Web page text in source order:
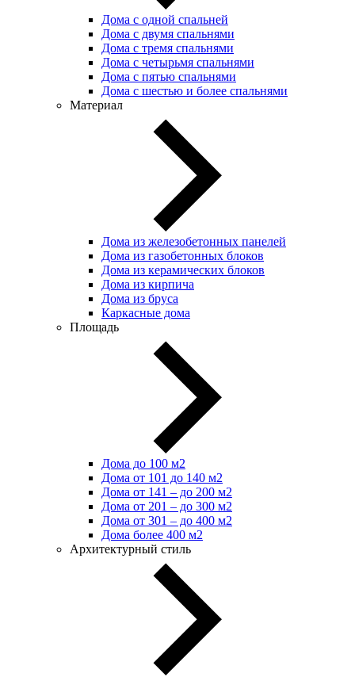
Дома с одной спальней
Дома с двумя спальнями
Дома с тремя спальнями
Дома с четырьмя спальнями
Дома с пятью спальнями
Дома с шестью и более спальнями
Материал
Дома из железобетонных панелей
Дома из газобетонных блоков
Дома из керамических блоков
Дома из кирпича
Дома из бруса
Каркасные дома
Площадь
Дома до 100 м2
Дома от 101 до 140 м2
Дома от 141 – до 200 м2
Дома от 201 – до 300 м2
Дома от 301 – до 400 м2
Дома более 400 м2
Архитектурный стиль